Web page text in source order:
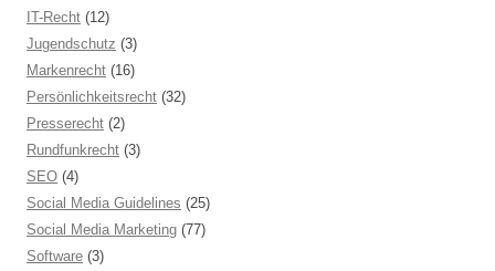
IT-Recht (12)
Jugendschutz (3)
Markenrecht (16)
Persönlichkeitsrecht (32)
Presserecht (2)
Rundfunkrecht (3)
SEO (4)
Social Media Guidelines (25)
Social Media Marketing (77)
Software (3)